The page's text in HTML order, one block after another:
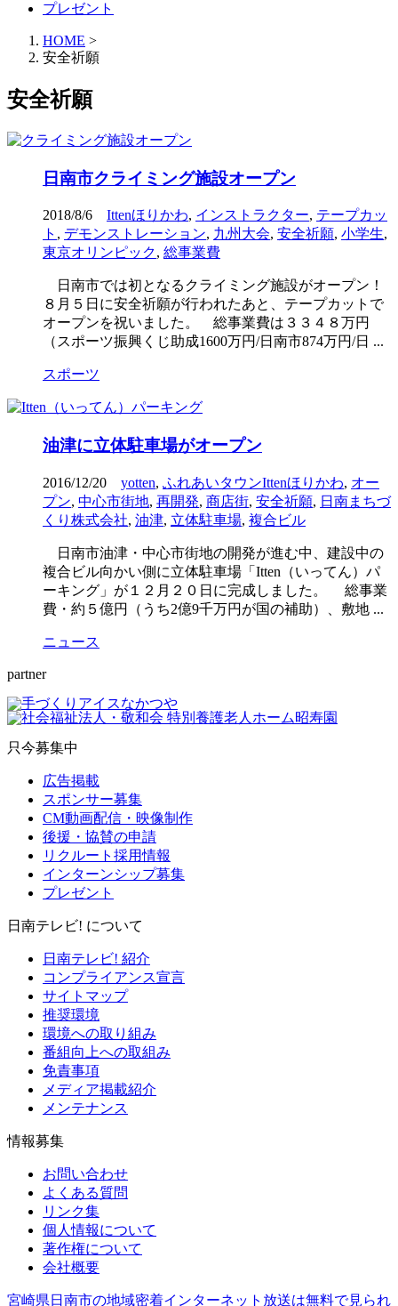
プレゼント
HOME >
安全祈願
安全祈願
日南市クライミング施設オープン
2018/8/6 Ittenほりかわ, インストラクター, テープカッ
ト , デモンストレーション, 九州大会, 安全祈願, 小学生,
東京オリンピック, 総事業費
日南市では初となるクライミング施設がオープン！
８月５日に安全祈願が行われたあと、テープカットで
オープンを祝いました。 総事業費は３３４８万円
（スポーツ振興くじ助成1600万円/日南市874万円/日 ...
スポーツ
油津に立体駐車場がオープン
2016/12/20 yotten, ふれあいタウンIttenほりかわ, オー
プン, 中心市街地, 再開発, 商店街, 安全祈願, 日南まちづ
くり株式会社, 油津, 立体駐車場, 複合ビル
日南市油津・中心市街地の開発が進む中、建設中の
複合ビル向かい側に立体駐車場「Itten（いってん）パ
ーキング」が１２月２０日に完成しました。 総事業
費・約５億円（うち2億9千万円が国の補助）、敷地 ...
ニュース
partner
只今募集中
広告掲載
スポンサー募集
CM動画配信・映像制作
後援・協賛の申請
リクルート採用情報
インターンシップ募集
プレゼント
日南テレビ! について
日南テレビ! 紹介
コンプライアンス宣言
サイトマップ
推奨環境
環境への取り組み
番組向上への取組み
免責事項
メディア掲載紹介
メンテナンス
情報募集
お問い合わせ
よくある質問
リンク集
個人情報について
著作権について
会社概要
宮崎県日南市の地域密着インターネット放送は無料で見られ